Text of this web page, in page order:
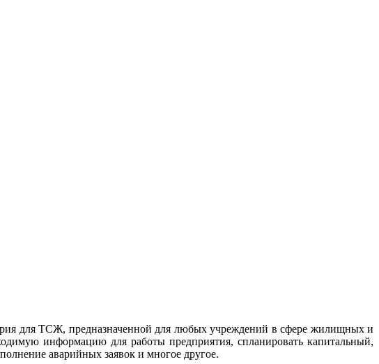
для ТСЖ, предназначенной для любых учреждений в сфере жилищных и
информацию для работы предприятия, спланировать капитальный,
аварийных заявок и многое другое.